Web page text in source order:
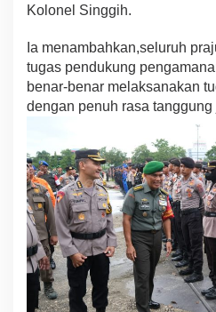
Kolonel Singgih.
Ia menambahkan,seluruh
tugas pendukung
benar-benar melaksanakan
dengan penuh rasa tanggung